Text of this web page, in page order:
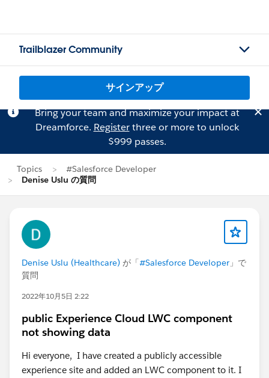
Trailblazer Community
サインアップ
Bring your team and maximize your impact at
Dreamforce. Registerthree or more to unlock
$999 passes.
Topics
#Salesforce Developer
Denise Uslu の質問
Denise Uslu (Healthcare) が「#Salesforce Developer 」で
質問
2022年10月5日 2:22
public Experience Cloud LWC component
not showing data
Hi everyone, I have created a publicly accessible
experience site and added an LWC component to it. I